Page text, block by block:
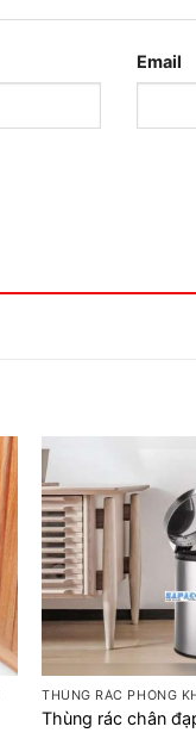
Email
THÙNG RÁC PHÒNG
Thùng rác chân